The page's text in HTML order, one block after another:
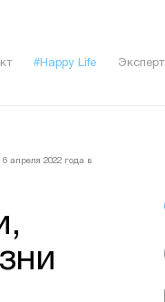
#Happy Life Эксперт
6 апреля 2022 года в